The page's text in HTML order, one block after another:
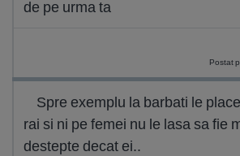
de pe urma ta
Postat
Spre exemplu la barbati le
rai si ni pe femei nu le lasa sa fie
destepte decat ei..